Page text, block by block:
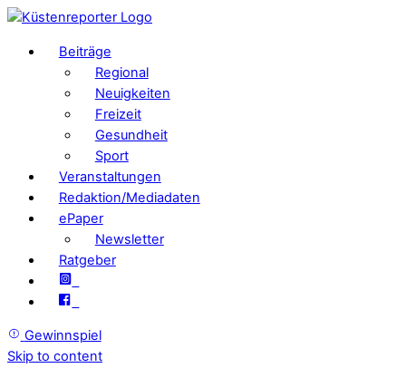
Beiträge
Regional
Neuigkeiten
Freizeit
Gesundheit
Sport
Veranstaltungen
Redaktion/Mediadaten
ePaper
Newsletter
Ratgeber
Gewinnspiel
Skip to content